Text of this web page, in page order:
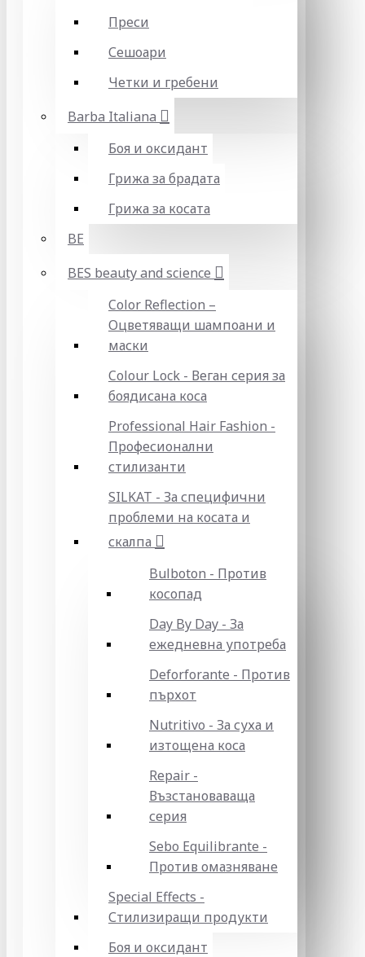
Преси
Сешоари
Четки и гребени
Barba Italiana
Боя и оксидант
Грижа за брадата
Грижа за косата
BE
BES beauty and science
Color Reflection –
Оцветяващи шампоани и
маски
Colour Lock - Веган серия за
боядисана коса
Professional Hair Fashion -
Професионални
стилизанти
SILKAT - За специфични
проблеми на косата и
скалпа
Bulboton - Против
косопад
Day By Day - За
ежедневна употреба
Deforforante - Против
пърхот
Nutritivo - За суха и
изтощена коса
Repair -
Възстановаваща
серия
Sebo Equilibrante -
Против омазняване
Special Effects -
Стилизиращи продукти
Боя и оксидант